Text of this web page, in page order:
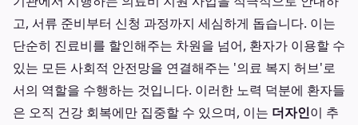
고, 서류 준비부터 신청 과정까지 세심하게 돕습니다. 이는
단순히 진료비를 할인해주는 차원을 넘어, 환자가 이용할 수
있는 모든 사회적 안전망을 연결해주는 '의료 복지 허브'로
서의 역할을 수행하는 것입니다. 이러한 노력 덕분에 환자들
은 오직 건강 회복에만 집중할 수 있으며, 이는 더자인이 추